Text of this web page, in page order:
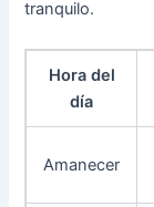
tranquilo.
Hora del
día
Amanecer